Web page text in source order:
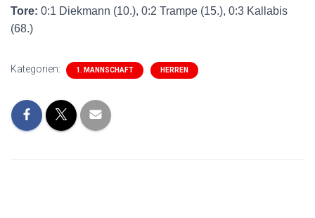
Tore: 0:1 Diekmann (10.), 0:2 Trampe (15.), 0:3 Kallabis
(68.)
Kategorien: 1. MANNSCHAFT HERREN